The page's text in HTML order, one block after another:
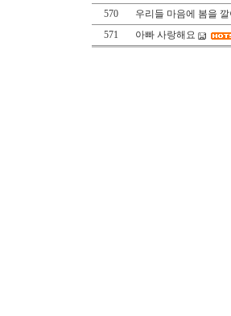
570
우리들 마음에 봄을
571
아빠 사랑해요